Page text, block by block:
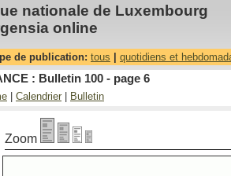
nationale de Luxembourg
online
de publication: tous quotidiens et
: Bulletin 100 - page 6
Calendrier Bulletin
Zoom